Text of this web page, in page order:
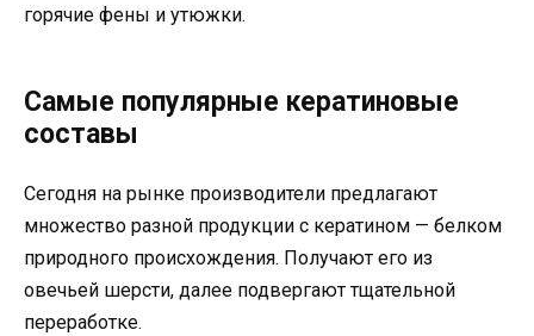
горячие фены и утюжки.
Самые популярные кератиновые
составы
Сегодня на рынке производители предлагают
множество разной продукции с кератином — белком
природного происхождения. Получают его из
овечьей шерсти, далее подвергают тщательной
переработке.